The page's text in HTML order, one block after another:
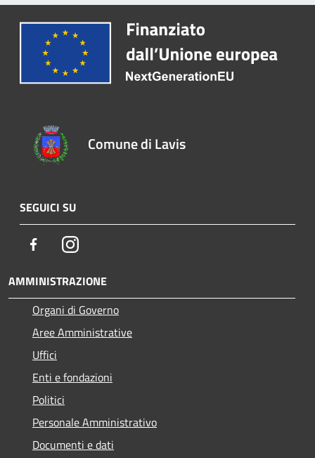
Comune di Lavis
SEGUICI SU
FacebookInstagram
AMMINISTRAZIONE
Organi di Governo
Aree Amministrative
Uffici
Enti e fondazioni
Politici
Personale Amministrativo
Documenti e dati